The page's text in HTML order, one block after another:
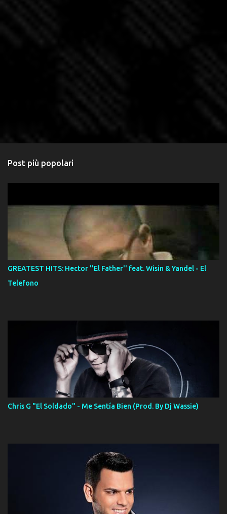
Post più popolari
GREATEST HITS: Hector ''El Father'' feat. Wisin & Yandel - El
Telefono
Chris G "El Soldado" - Me Sentía Bien (Prod. By Dj Wassie)